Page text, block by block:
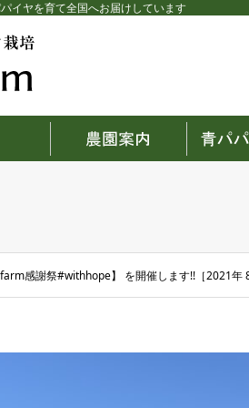
イヤを育て全国へお届けしています
farm感謝祭#withhope】 を開催します!!［2021年